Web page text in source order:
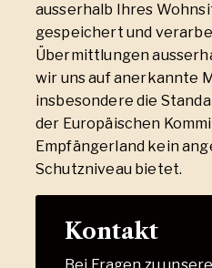
ausserhalb Ihres
gespeichert und
Übermittlungen
wir uns auf anerkannte
insbesondere die
der Europäischen
Empfängerland kein
Schutzniveau bietet.
Kontakt